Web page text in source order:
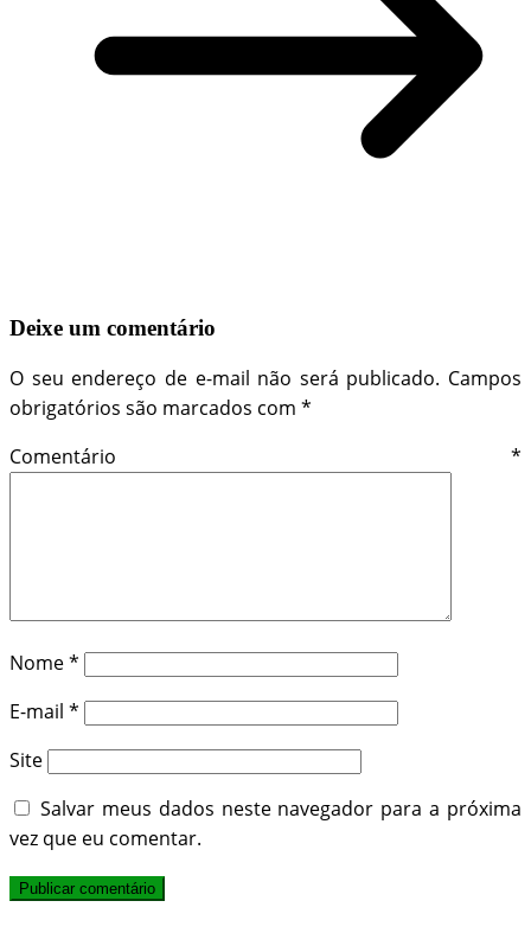
Deixe um comentário
O seu endereço de e-mail não será publicado. Campos
obrigatórios são marcados com *
Comentário *
Nome*
E-mail *
Site
Salvar meus dados neste navegador para a próxima
vez que eu comentar.